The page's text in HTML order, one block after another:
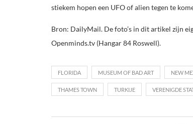
stiekem hopen een UFO of alien tegen te
Bron: DailyMail. De foto’s in dit artikel zijn
Openminds.tv (Hangar 84 Roswell).
FLORIDA MUSEUM OF BAD ART NEW
THAMES TOWN TURKIJE VERENIGDE